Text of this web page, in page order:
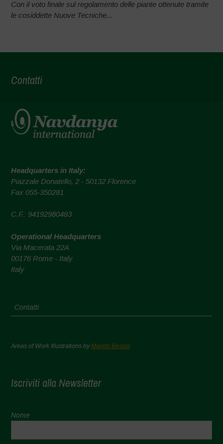
Con il voto finale sul regolamento delle piante ottenute tramite
le cosiddette Nuove Tecniche...
Contatti
Headquarters in Italy:
Piazzale Donatello, 2 - 50132 Florence
Fax 055-350281
C.F.: 94192980483
Operational Headquarters
Via Macerata 22A
00176 Rome - Italy
Italy
Contatti
Areas of Work Illustrations byMarion Bessol
Iscriviti alla Newsletter
Nome